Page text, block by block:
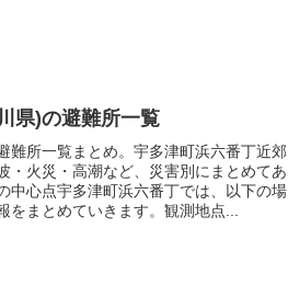
県)の避難所一覧
難所一覧まとめ。宇多津町浜六番丁近郊
・火災・高潮など、災害別にまとめてあ
中心点宇多津町浜六番丁では、以下の場
をまとめていきます。観測地点...